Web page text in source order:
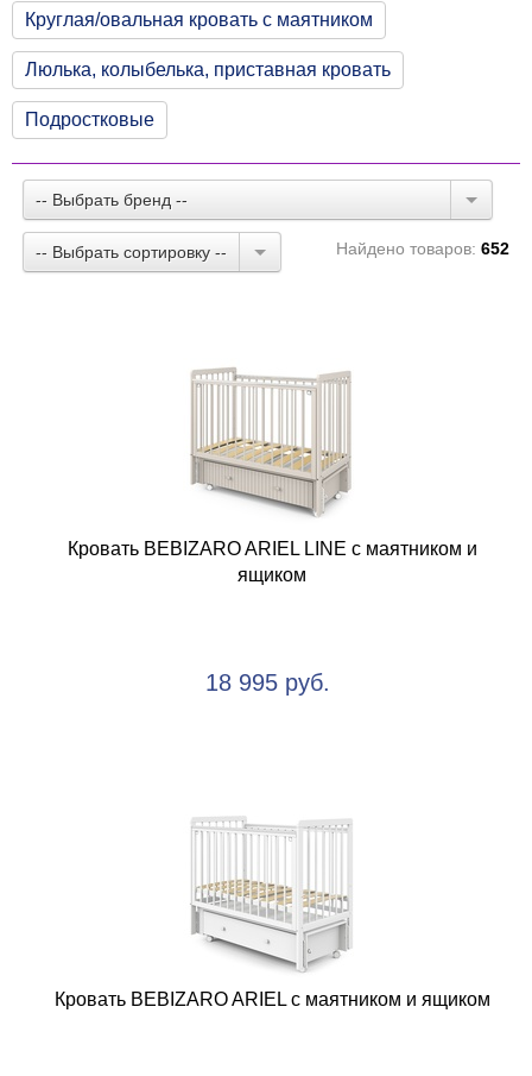
Круглая/овальная кровать с маятником
Люлька, колыбелька, приставная кровать
Подростковые
-- Выбрать бренд --
-- Выбрать сортировку -- Найдено товаров: 652
Кровать BEBIZARO ARIEL LINE с маятником и
ящиком
18 995 руб.
Кровать BEBIZARO ARIEL с маятником и ящиком